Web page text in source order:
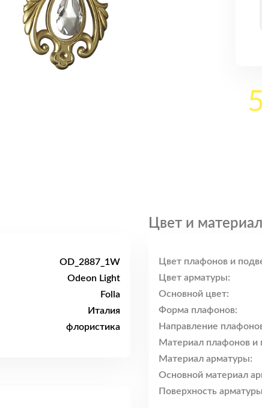
OD_2887_1W
Odeon Light
Folla
Италия
флористика
Цвет и материал
Цвет плафонов и
Цвет арматуры:
Основной цвет:
Форма плафонов:
Направление
Материал плафонов и
Материал арматуры:
Основной материал
Поверхность